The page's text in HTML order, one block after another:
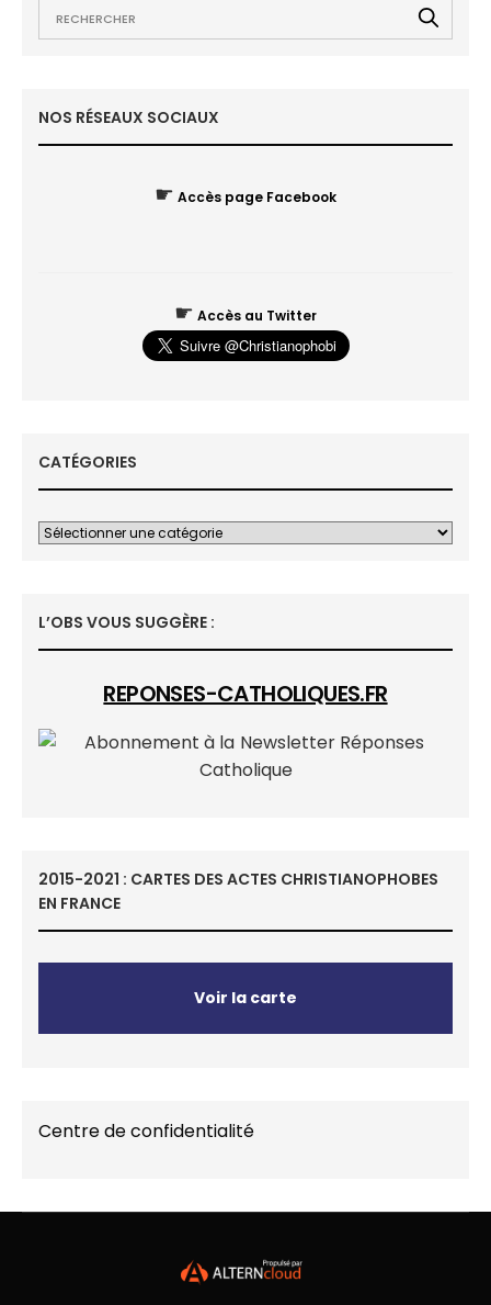
NOS RÉSEAUX SOCIAUX
☛ Accès page Facebook
☛ Accès au Twitter
CATÉGORIES
L’OBS VOUS SUGGÈRE :
REPONSES-CATHOLIQUES.FR
2015-2021 : CARTES DES ACTES CHRISTIANOPHOBES
EN FRANCE
Voir la carte
Centre de confidentialité